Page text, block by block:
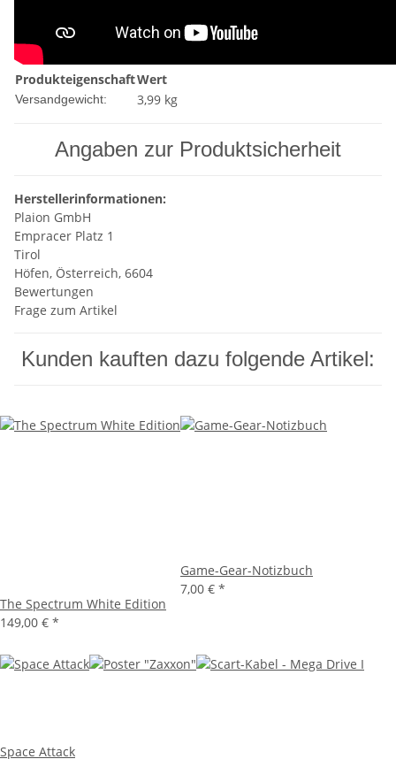
ProdukteigenschaftWert
Versandgewicht: 3,99 kg
Angaben zur Produktsicherheit
Herstellerinformationen:
Plaion GmbH
Empracer Platz 1
Tirol
Höfen, Österreich, 6604
Bewertungen
Frage zum Artikel
Kunden kauften dazu folgende Artikel:
The Spectrum White Edition
149,00 € *
Game-Gear-Notizbuch
7,00 € *
Space Attack